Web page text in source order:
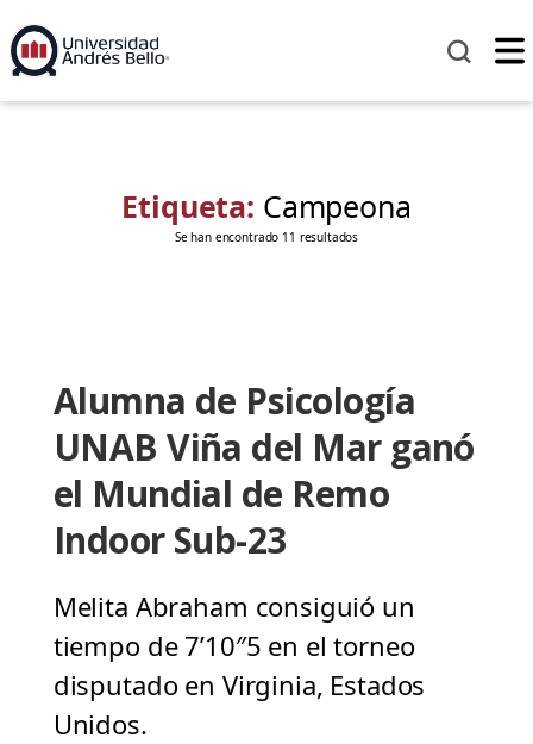
Etiqueta: Campeona
Se han encontrado 11 resultados
Alumna de Psicología
UNAB Viña del Mar ganó
el Mundial de Remo
Indoor Sub-23
Melita Abraham consiguió un
tiempo de 7’10″5 en el torneo
disputado en Virginia, Estados
Unidos.